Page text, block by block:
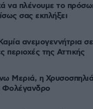
να πλένουμε το
σας εκπλήξει
ανεμογεννήτρια
περιοχές της Αττικής
Μεριά, η
Φολέγανδρο